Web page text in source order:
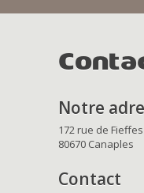
Notre
172 rue de Fieffes
80670 Canaples
Contact